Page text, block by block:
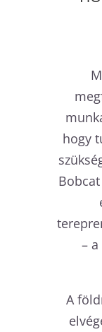
hogy
–
A